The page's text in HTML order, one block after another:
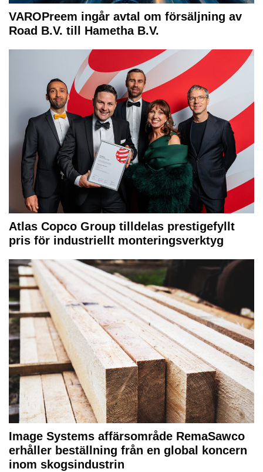
VAROPreem ingår avtal om försäljning av
Road B.V. till Hametha B.V.
Atlas Copco Group tilldelas prestigefyllt
pris för industriellt monteringsverktyg
Image Systems affärsområde RemaSawco
erhåller beställning från en global koncern
inom skogsindustrin